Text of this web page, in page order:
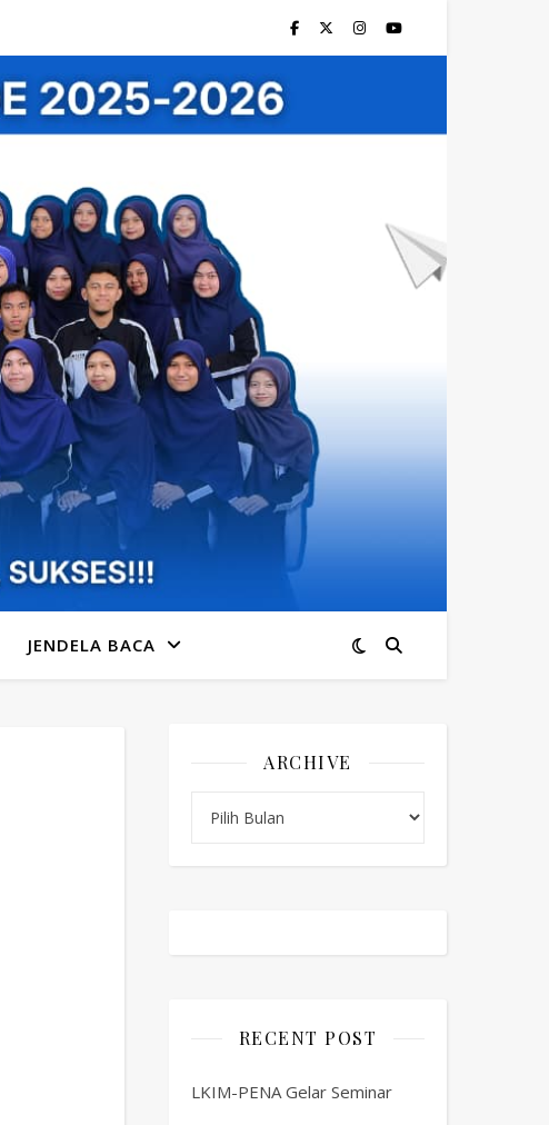
JENDELA BACA
ARCHIVE
RECENT POST
LKIM-PENA Gelar Seminar